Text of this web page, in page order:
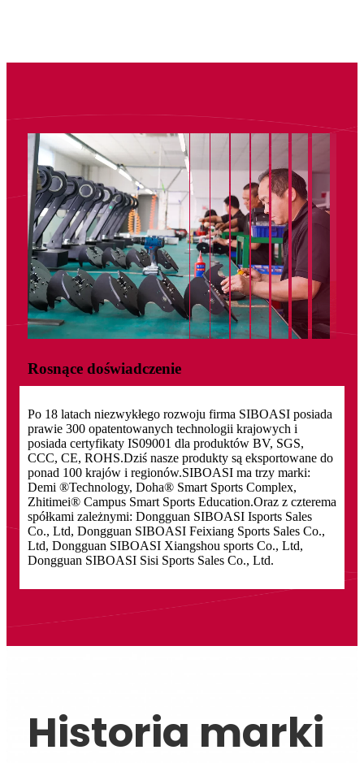
Rosnące doświadczenie
Po 18 latach niezwykłego rozwoju firma SIBOASI posiada
prawie 300 opatentowanych technologii krajowych i
posiada certyfikaty IS09001 dla produktów BV, SGS,
CCC, CE, ROHS.Dziś nasze produkty są eksportowane do
ponad 100 krajów i regionów.SIBOASI ma trzy marki:
Demi ®Technology, Doha® Smart Sports Complex,
Zhitimei® Campus Smart Sports Education.Oraz z czterema
spółkami zależnymi: Dongguan SIBOASI Isports Sales
Co., Ltd, Dongguan SIBOASI Feixiang Sports Sales Co.,
Ltd, Dongguan SIBOASI Xiangshou sports Co., Ltd,
Dongguan SIBOASI Sisi Sports Sales Co., Ltd.
Historia marki